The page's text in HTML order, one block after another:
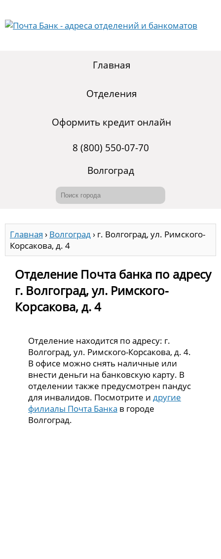
Главная
Отделения
Оформить кредит онлайн
8 (800) 550-07-70
Волгоград
Главная › Волгоград› г. Волгоград, ул. Римского-
Корсакова, д. 4
Отделение Почта банка по адресу
г. Волгоград, ул. Римского-
Корсакова, д. 4
Отделение находится по адресу: г.
Волгоград, ул. Римского-Корсакова, д. 4.
В офисе можно снять наличные или
внести деньги на банковскую карту. В
отделении также предусмотрен пандус
для инвалидов. Посмотрите идругие
филиалы Почта Банка в городе
Волгоград.